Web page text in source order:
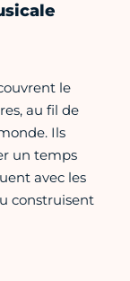
le
au fil de
Ils
un temps
avec les
construisent